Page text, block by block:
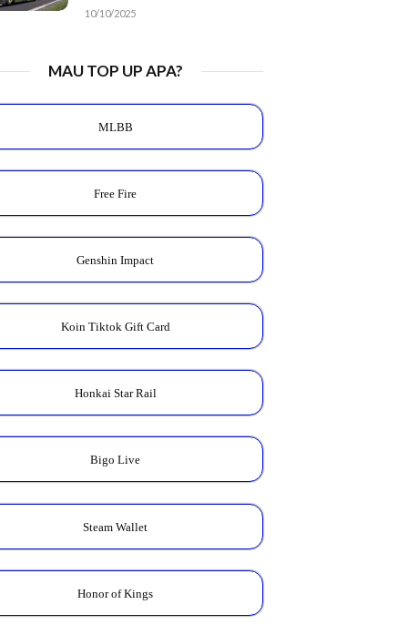
10/10/2025
MAU TOP UP APA?
MLBB
Free Fire
Genshin Impact
Koin Tiktok Gift Card
Honkai Star Rail
Bigo Live
Steam Wallet
Honor of Kings